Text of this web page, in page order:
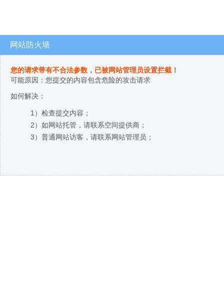
网站防火墙
您的请求带有不合法参数，已被网站管理员设置拦截！
可能原因：您提交的内容包含危险的攻击请求
如何解决：
1）检查提交内容；
2）如网站托管，请联系空间提供商；
3）普通网站访客，请联系网站管理员；